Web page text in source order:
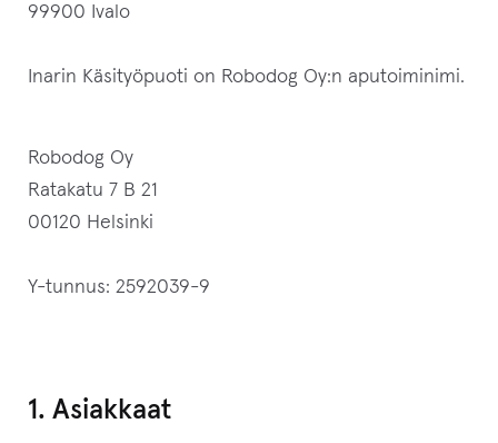
Oma tili
99900 Ivalo
Inarin Käsityöpuoti on Robodog Oy:n aputoiminimi.
Robodog Oy
Ratakatu 7 B 21
00120 Helsinki
Y-tunnus: 2592039-9
1. Asiakkaat